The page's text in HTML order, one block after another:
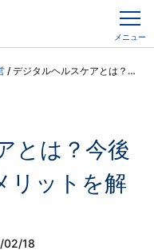
メニュー
/ デジタルヘルスケアとは？今後の市場規模や導入メリットを解説
とは？今後
リットを解
02/18